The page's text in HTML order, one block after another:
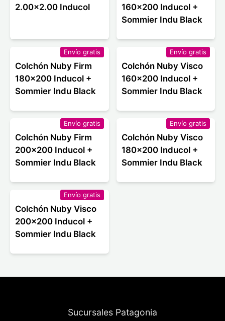
2.00x2.00 Inducol
160x200 Inducol +
Sommier Indu Black
Envío gratis
Colchón Nuby Firm
180x200 Inducol +
Sommier Indu Black
Envío gratis
Colchón Nuby Visco
160x200 Inducol +
Sommier Indu Black
Envío gratis
Colchón Nuby Firm
200x200 Inducol +
Sommier Indu Black
Envío gratis
Colchón Nuby Visco
180x200 Inducol +
Sommier Indu Black
Envío gratis
Colchón Nuby Visco
200x200 Inducol +
Sommier Indu Black
Sucursales Patagonia